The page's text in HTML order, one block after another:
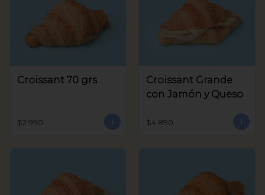
Croissant 70 grs
$2.990
Croissant Grande
con Jamón y Queso
$4.890